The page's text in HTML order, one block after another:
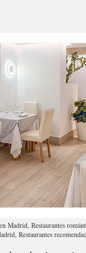
Madrid, Restaurantes
Restaurantes